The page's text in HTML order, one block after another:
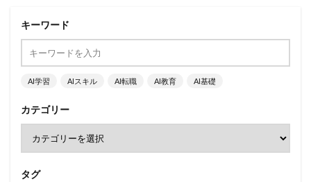
キーワード
AI学習 AIスキル AI転職 AI教育 AI基礎
カテゴリー
タグ